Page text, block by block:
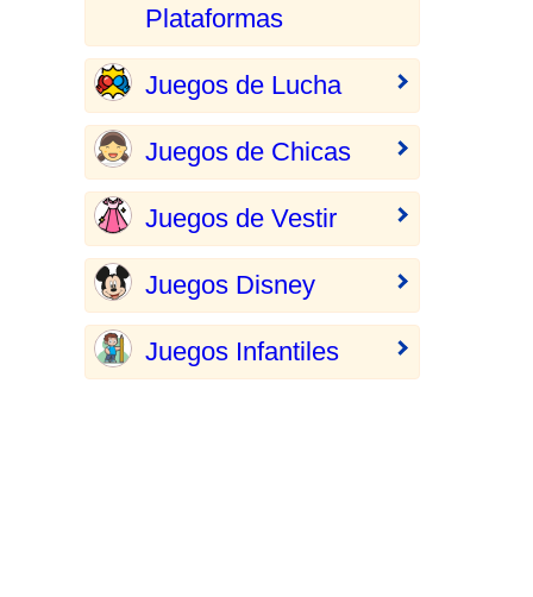
Plataformas
Juegos de Lucha
Juegos de Chicas
Juegos de Vestir
Juegos Disney
Juegos Infantiles